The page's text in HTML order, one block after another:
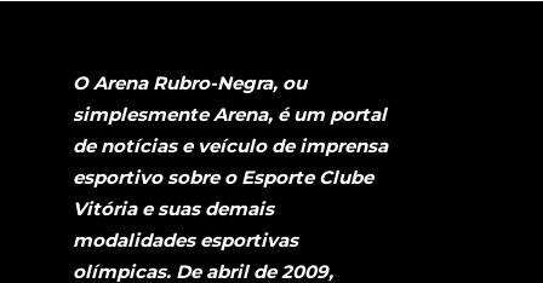
O Arena Rubro-Negra, ou
simplesmente Arena, é um portal
de notícias e veículo de imprensa
esportivo sobre o Esporte Clube
Vitória e suas demais
modalidades esportivas
olímpicas. De abril de 2009,